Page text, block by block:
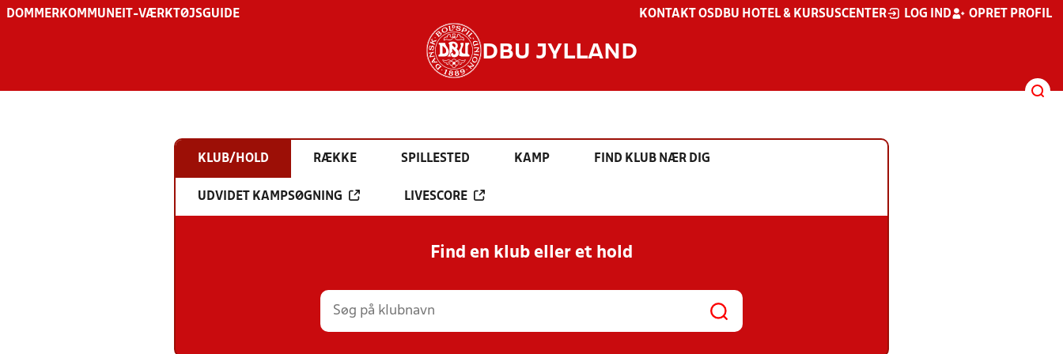
DOMMER KOMMUNE IT-VÆRKTØJSGUIDE KONTAKT OS DBU HOTEL & KURSUSCENTER LOG IND OPRET PROFIL
DBU JYLLAND
KLUB/HOLD RÆKKE SPILLESTED KAMP FIND KLUB NÆR DIG
UDVIDET KAMPSØGNING LIVESCORE
Find en klub eller et hold